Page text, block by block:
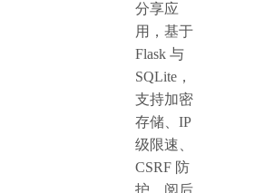
分享应
用，基于
Flask 与
SQLite，
支持加密
存储、IP
级限速、
CSRF 防
护、阅后